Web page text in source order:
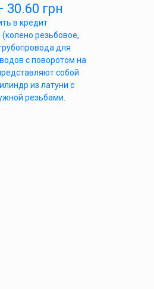
30.60 грн
в кредит
резьбовое,
для
с поворотом на
собой
из латуни с
резьбами.